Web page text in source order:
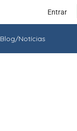
Entrar
Blog/Notícias